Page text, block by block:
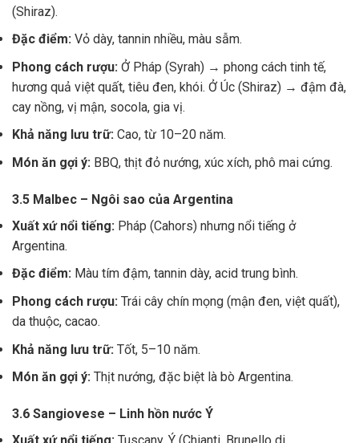
(Shiraz).
Đặc điểm: Vỏ dày, tannin nhiều, màu sẫm.
Phong cách rượu: Ở Pháp (Syrah) → phong cách tinh tế,
hương quả việt quất, tiêu đen, khói. Ở Úc (Shiraz) → đậm đà,
cay nồng, vị mận, socola, gia vị.
Khả năng lưu trữ: Cao, từ 10–20 năm.
Món ăn gợi ý: BBQ, thịt đỏ nướng, xúc xích, phô mai cứng.
3.5 Malbec – Ngôi sao của Argentina
Xuất xứ nổi tiếng: Pháp (Cahors) nhưng nổi tiếng ở
Argentina.
Đặc điểm: Màu tím đậm, tannin dày, acid trung bình.
Phong cách rượu: Trái cây chín mọng (mận đen, việt quất),
da thuộc, cacao.
Khả năng lưu trữ: Tốt, 5–10 năm.
Món ăn gợi ý: Thịt nướng, đặc biệt là bò Argentina.
3.6 Sangiovese – Linh hồn nước Ý